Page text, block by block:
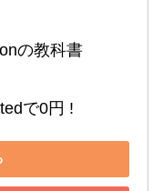
の教科書
で0円 !